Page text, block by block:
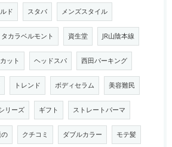
ド スタバ メンズスタイル
タカラベルモント 資生堂 JR山陰本線
ット ヘッドスパ 西田パーキング
トレンド ボディセラム 美容難民
リーズ ギフト ストレートパーマ
クチコミ ダブルカラー モテ髪